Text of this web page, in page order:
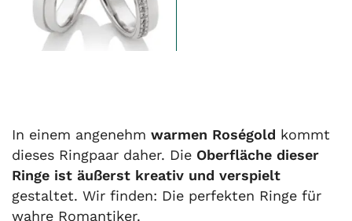
In einem angenehm warmen Roségold kommt
dieses Ringpaar daher. Die Oberfläche dieser
Ringe ist äußerst kreativ und verspielt
gestaltet. Wir finden: Die perfekten Ringe für
wahre Romantiker.